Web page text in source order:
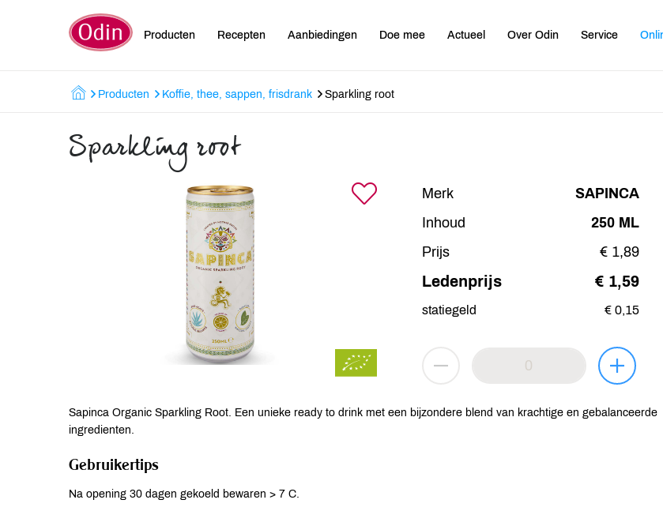
Producten Recepten Aanbiedingen Doe mee Actueel Over Odin Service
Producten Koffie, thee, sappen, frisdrank Sparkling root
Sparkling root
Merk
SAPINCA
Inhoud
250 ML
Prijs
€ 1,89
Ledenprijs € 1,59
statiegeld € 0,15
Sapinca Organic Sparkling Root. Een unieke ready to drink met een bijzondere blend van krachtige en gebalanceerde
ingredienten.
Gebruikertips
Na opening 30 dagen gekoeld bewaren > 7 C.